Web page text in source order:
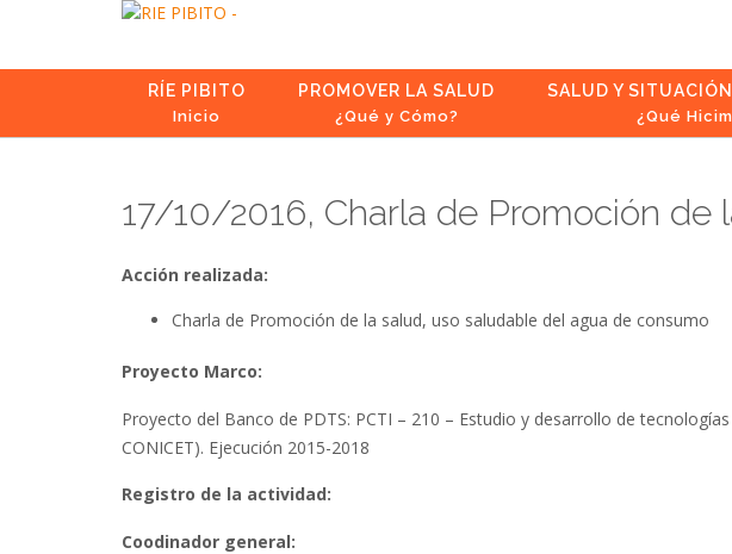
RÍE PIBITO
Inicio
PROMOVER LA SALUD
¿Qué y Cómo?
SALUD Y
¿Qué
17/10/2016, Charla de Promoción
Acción realizada:
Charla de Promoción de la salud, uso saludable del agua de consumo
Proyecto Marco:
Proyecto del Banco de PDTS: PCTI – 210 – Estudio y desarrollo de
CONICET). Ejecución 2015-2018
Registro de la actividad:
Coodinador general: